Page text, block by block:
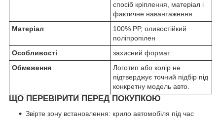
спосіб кріплення, матеріал і
фактичне навантаження.
Матеріал
100% PP, оливостійкий
поліпропілен
Особливості
захисний формат
Обмеження
Логотип або колір не
підтверджує точний підбір під
конкретну модель авто.
ЩО ПЕРЕВІРИТИ ПЕРЕД ПОКУПКОЮ
Звірте зону встановлення: крило автомобіля під час